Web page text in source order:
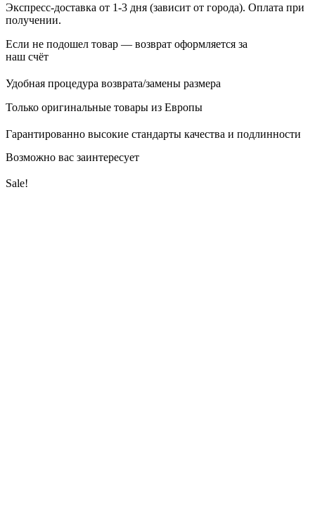
Экспресс-доставка от 1-3 дня (зависит от города). Оплата при
получении.
Если не подошел товар — возврат оформляется за
наш счёт
Удобная процедура возврата/замены размера
Только оригинальные товары из Европы
Гарантированно высокие стандарты качества и подлинности
Возможно вас заинтересует
Sale!